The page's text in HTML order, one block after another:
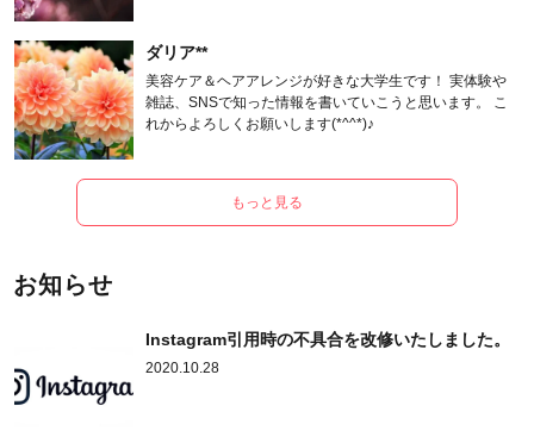
ダリア**
美容ケア＆ヘアアレンジが好きな大学生です！ 実体験や
雑誌、SNSで知った情報を書いていこうと思います。 こ
れからよろしくお願いします(*^^*)♪
もっと見る
お知らせ
Instagram引用時の不具合を改修いたしました。
2020.10.28